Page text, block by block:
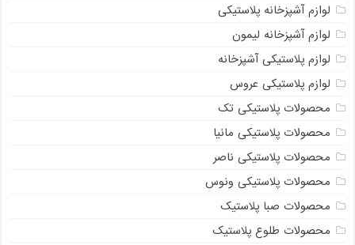
لوازم آشپزخانه پلاستیکی
لوازم آشپزخانه لیمون
لوازم پلاستیکی آشپزخانه
لوازم پلاستیکی عروس
محصولات پلاستیکی تک
محصولات پلاستیکی مانیا
محصولات پلاستیکی ناصر
محصولات پلاستیکی ونوس
محصولات صبا پلاستیک
محصولات طلوع پلاستیک